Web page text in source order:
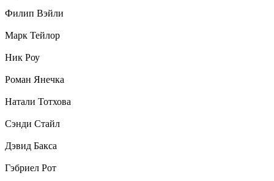
Филип Вэйли
Марк Тейлор
Ник Роу
Роман Янечка
Натали Тотхова
Сэнди Стайл
Дэвид Бакса
Гэбриел Рот